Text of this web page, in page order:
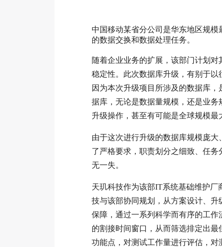
中国移动某省分公司是华东地区规
的数据交换和数据处理任务。
随着企业业务的扩展，该部门计划
稳定性。此次数据库升级，有别于
因为本次升级项目所涉及的数据库，
据库，无论是数据量规模，还是业
升级操作，甚至有可能是全球规模
由于这次进行升级的数据库规模庞
了严格要求，职责划分之细致、任
无一失。
天玑科技作为该部IT系统基础维护厂
技与该部协同规划，从方案设计、
保障，通过一系列科学而有序的工
的割接时间窗口，从而筛选排定出
功能点，对测试工作量进行评估，